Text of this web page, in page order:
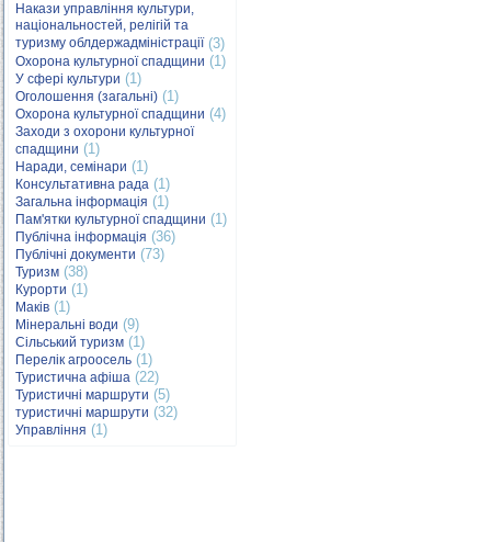
Накази управління культури,
національностей, релігій та
туризму облдержадміністрації(3)
Охорона культурної спадщини (1)
У сфері культури (1)
Оголошення (загальні) (1)
Охорона культурної спадщини (4)
Заходи з охорони культурної
спадщини (1)
Наради, семінари (1)
Консультативна рада (1)
Загальна інформація (1)
Пам'ятки культурної спадщини (1)
Публічна інформація (36)
Публічні документи (73)
Туризм (38)
Курорти (1)
Маків (1)
Мінеральні води (9)
Сільський туризм (1)
Перелік агроосель (1)
Туристична афіша (22)
Туристичні маршрути (5)
туристичні маршрути (32)
Управління (1)